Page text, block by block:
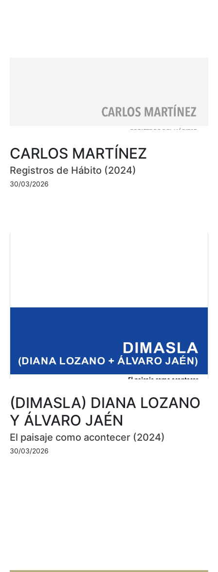
CARLOS MARTÍNEZ
Registros de Hábito (2024)
30/03/2026
(DIMASLA) DIANA LOZANO
Y ÁLVARO JAÉN
El paisaje como acontecer (2024)
30/03/2026